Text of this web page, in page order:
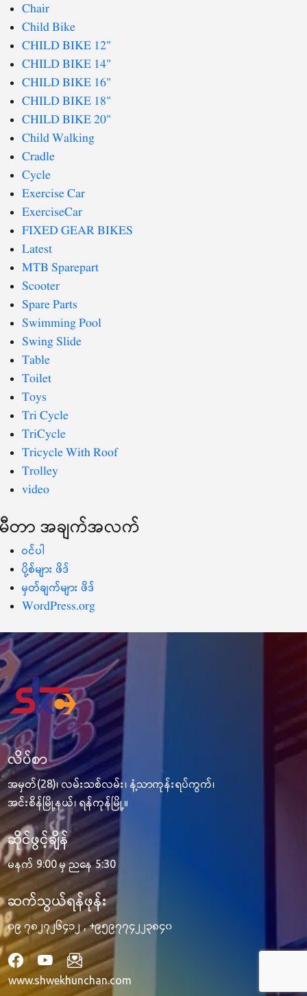
Chair
Child Bike
CHILD BIKE 12"
CHILD BIKE 14"
CHILD BIKE 16"
CHILD BIKE 18"
CHILD BIKE 20"
Child Walking
Cradle
Cycle
Exercise Car
ExerciseCar
FIXED GEAR BIKES
Latest
MTB Sparepart
Scooter
Spare Parts
Swimming Pool
Swing Slide
Table
Toilet
Toys
Tri Cycle
TriCycle
Tricycle With Roof
Trolley
video
မီတာ အချက်အလက်
ဝင်ပါ
ပို့စ်များ ဖိဒ်
မှတ်ချက်များ ဖိဒ်
WordPress.org
လိပ်စာ
အမှတ်(28)၊ လမ်းသစ်လမ်း၊ နံ့သာကုန်းရပ်ကွက်၊
အင်းစိန်မြို့နယ်၊ ရန်ကုန်မြို့။
ဆိုင်ဖွင့်ချိန်
မနက် 9:00 မှ ညနေ 5:30
ဆက်သွယ်ရန်ဖုန်း
၀၉ ၇၈၂၇၂၆၄၁၂ ,+၉၅၉၇၇၄၂၂၃၈၄၀
www.shwekhunchan.com